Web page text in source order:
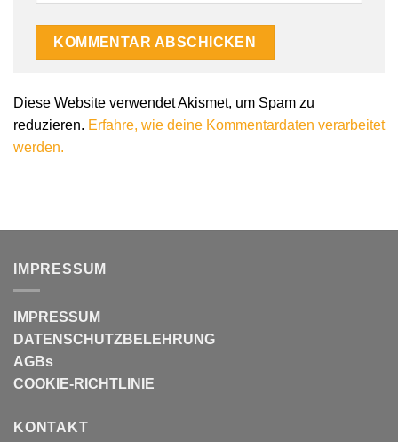
Diese Website verwendet Akismet, um Spam zu
reduzieren. Erfahre, wie deine Kommentardaten verarbeitet
werden.
IMPRESSUM
IMPRESSUM
DATENSCHUTZBELEHRUNG
AGBs
COOKIE-RICHTLINIE
KONTAKT